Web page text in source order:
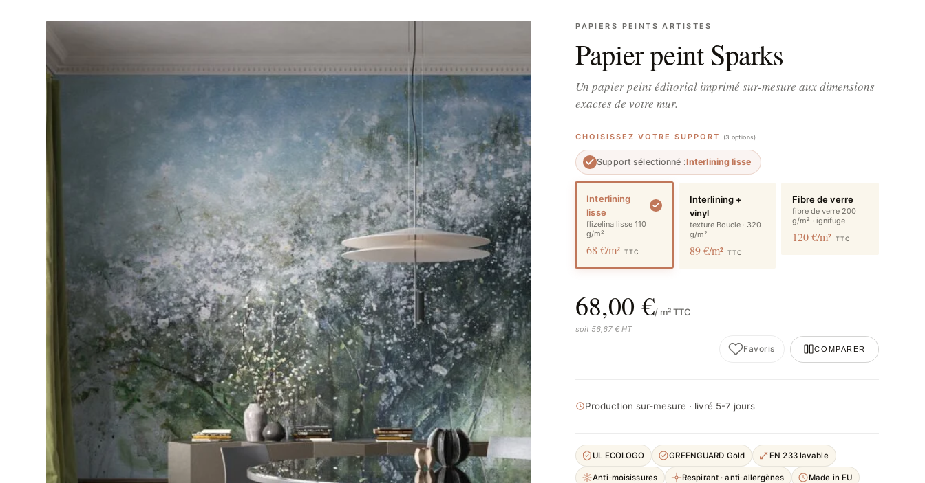
PAPIERS PEINTS ARTISTES
Papier peint Sparks
Un papier peint éditorial imprimé sur-mesure aux dimensions
exactes de votre mur.
CHOISISSEZ VOTRE SUPPORT (3 options)
Support sélectionné :Interlining lisse
Interlining
lisse
flizelina lisse 110
g/m²
68 €/m² TTC
Interlining +
vinyl
texture Boucle · 320
g/m²
89 €/m² TTC
Fibre de verre
fibre de verre 200
g/m² · ignifuge
120 €/m² TTC
68,00 €/ m² TTC
soit 56,67 € HT
Favoris COMPARER
Production sur-mesure · livré 5-7 jours
UL ECOLOGO GREENGUARD Gold EN 233 lavable
Anti-moisissures Respirant · anti-allergènes Made in EU